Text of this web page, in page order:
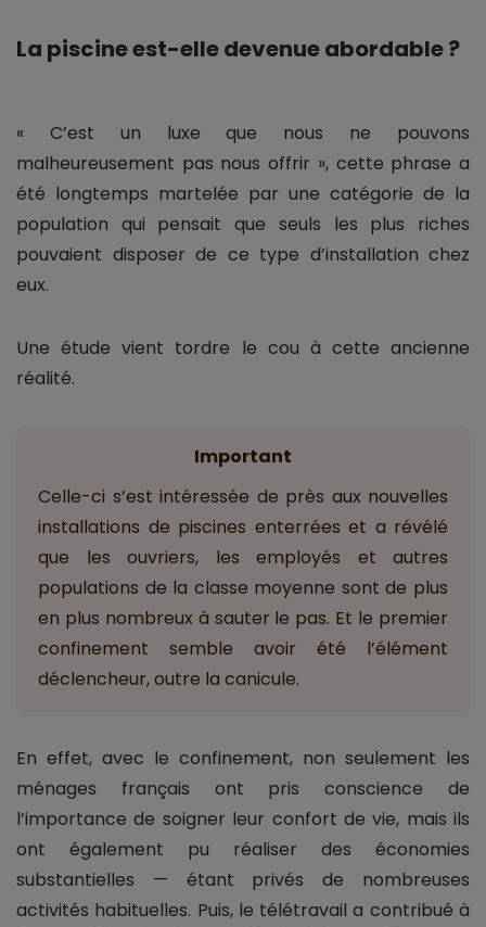
La piscine est-elle devenue abordable ?
« C’est un luxe que nous ne pouvons
malheureusement pas nous offrir », cette phrase a
été longtemps martelée par une catégorie de la
population qui pensait que seuls les plus riches
pouvaient disposer de ce type d’installation chez
eux.
Une étude vient tordre le cou à cette ancienne
réalité.
Important
Celle-ci s’est intéressée de près aux nouvelles
installations de piscines enterrées et a révélé
que les ouvriers, les employés et autres
populations de la classe moyenne sont de plus
en plus nombreux à sauter le pas. Et le premier
confinement semble avoir été l’élément
déclencheur, outre la canicule.
En effet, avec le confinement, non seulement les
ménages français ont pris conscience de
l’importance de soigner leur confort de vie, mais ils
ont également pu réaliser des économies
substantielles — étant privés de nombreuses
activités habituelles. Puis, le télétravail a contribué à